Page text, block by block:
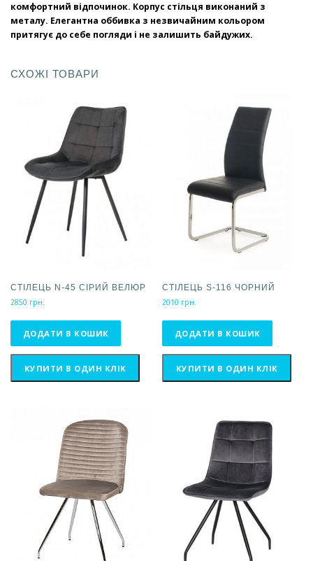
комфортний відпочинок. Корпус стільця виконаний з
металу. Елегантна оббивка з незвичайним кольором
притягує до себе погляди і не залишить байдужих.
СХОЖІ ТОВАРИ
СТІЛЕЦЬ N-45 СІРИЙ ВЕЛЮР
2850 грн.
ДОДАТИ В КОШИК
КУПИТИ В ОДИН КЛІК
СТІЛЕЦЬ S-116 ЧОРНИЙ
2010 грн.
ДОДАТИ В КОШИК
КУПИТИ В ОДИН КЛІК